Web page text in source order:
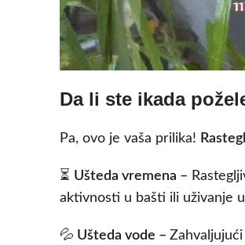
Da li ste ikada
Pa, ovo je vaša prilika!
⏳ Ušteda vremena –
aktivnosti u bašti ili uživanje
💦 Ušteda vode –